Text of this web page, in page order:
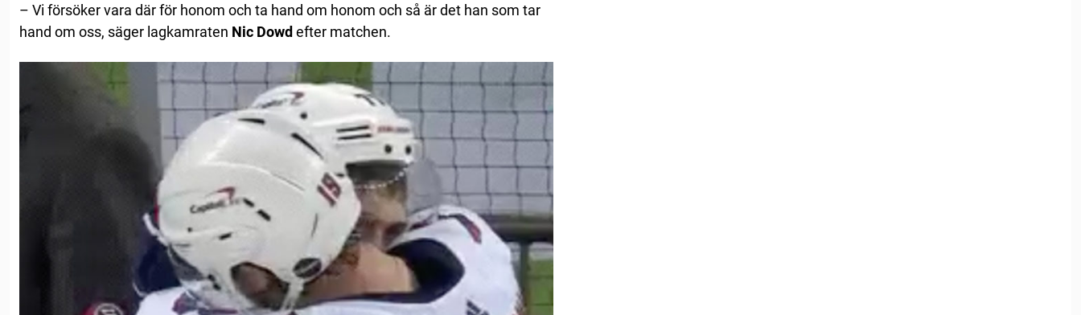
– Vi försöker vara där för honom och ta hand om honom och så är det han som tar
hand om oss, säger lagkamraten Nic Dowd efter matchen.